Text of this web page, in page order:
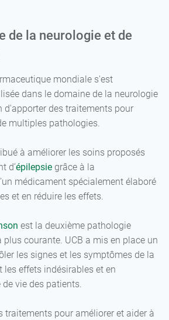
de la neurologie et de
mondiale s'est
dans le domaine de la neurologie
des traitements pour
multiples pathologies.
à améliorer les soins proposés
d’épilepsie grâce à la
médicament spécialement élaboré
et en réduire les effets.
est la deuxième pathologie
plus courante. UCB a mis en place un
les signes et les symptômes de la
les effets indésirables et en
vie des patients.
traitements pour améliorer et aider à